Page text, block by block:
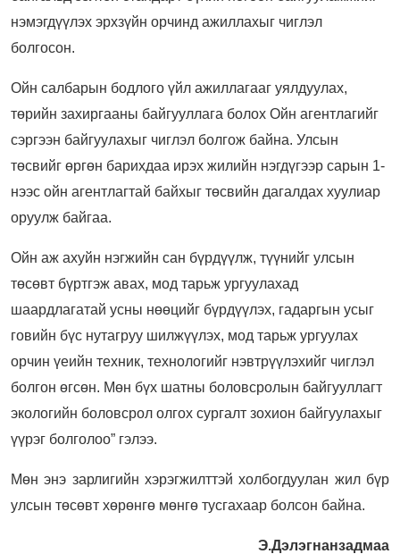
нэмэгдүүлэх эрхзүйн орчинд ажиллахыг чиглэл
болгосон.
Ойн салбарын бодлого үйл ажиллагааг уялдуулах,
төрийн захиргааны байгууллага болох Ойн агентлагийг
сэргээн байгуулахыг чиглэл болгож байна. Улсын
төсвийг өргөн барихдаа ирэх жилийн нэгдүгээр сарын 1-
нээс ойн агентлагтай байхыг төсвийн дагалдах хуулиар
оруулж байгаа.
Ойн аж ахуйн нэгжийн сан бүрдүүлж, түүнийг улсын
төсөвт бүртгэж авах, мод тарьж ургуулахад
шаардлагатай усны нөөцийг бүрдүүлэх, гадаргын усыг
говийн бүс нутагруу шилжүүлэх, мод тарьж ургуулах
орчин үеийн техник, технологийг нэвтрүүлэхийг чиглэл
болгон өгсөн. Мөн бүх шатны боловсролын байгууллагт
экологийн боловсрол олгох сургалт зохион байгуулахыг
үүрэг болголоо” гэлээ.
Мөн энэ зарлигийн хэрэгжилттэй холбогдуулан жил бүр
улсын төсөвт хөрөнгө мөнгө тусгахаар болсон байна.
Э.Дэлэгнанзадмаа